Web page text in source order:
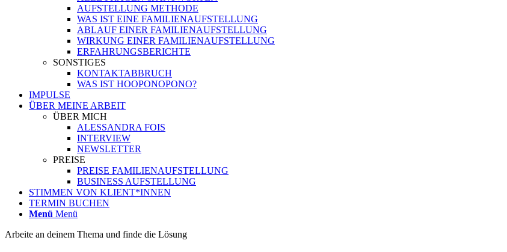
AUFSTELLUNG METHODE
WAS IST EINE FAMILIENAUFSTELLUNG
ABLAUF EINER FAMILIENAUFSTELLUNG
WIRKUNG EINER FAMILIENAUFSTELLUNG
ERFAHRUNGSBERICHTE
SONSTIGES
KONTAKTABBRUCH
WAS IST HOOPONOPONO?
IMPULSE
ÜBER MEINE ARBEIT
ÜBER MICH
ALESSANDRA FOIS
INTERVIEW
NEWSLETTER
PREISE
PREISE FAMILIENAUFSTELLUNG
BUSINESS AUFSTELLUNG
STIMMEN VON KLIENT*INNEN
TERMIN BUCHEN
Menü Menü
Arbeite an deinem Thema und finde die Lösung